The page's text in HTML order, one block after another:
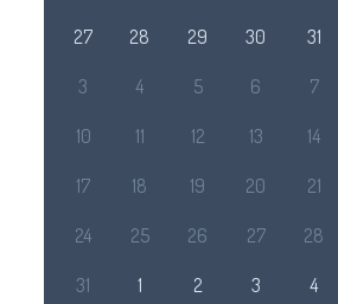
27 28 29 30 31
3 4 5 6 7
10 11 12 13 14
17 18 19 20 21
24 25 26 27 28
31 1 2 3 4